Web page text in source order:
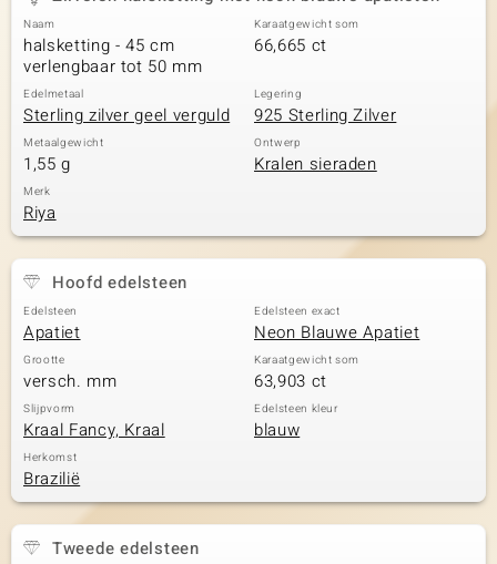
Naam
halsketting - 45 cm
verlengbaar tot 50 mm
Karaatgewicht som
66,665 ct
Edelmetaal
Sterling zilver geel verguld
Legering
925 Sterling Zilver
Metaalgewicht
1,55 g
Ontwerp
Kralen sieraden
Merk
Riya
Hoofd edelsteen
Edelsteen
Apatiet
Edelsteen exact
Neon Blauwe Apatiet
Grootte
versch. mm
Karaatgewicht som
63,903 ct
Slijpvorm
Kraal Fancy, Kraal
Edelsteen kleur
blauw
Herkomst
Brazilië
Tweede edelsteen